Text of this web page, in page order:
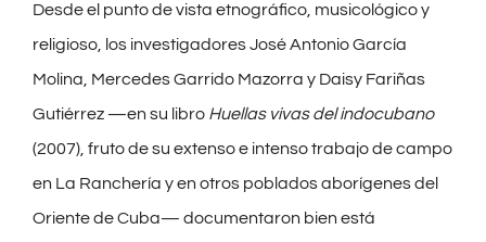
Desde el punto de vista etnográfico, musicológico y
religioso, los investigadores José Antonio García
Molina, Mercedes Garrido Mazorra y Daisy Fariñas
Gutiérrez —en su libro Huellas vivas del indocubano
(2007), fruto de su extenso e intenso trabajo de campo
en La Ranchería y en otros poblados aborígenes del
Oriente de Cuba— documentaron bien está